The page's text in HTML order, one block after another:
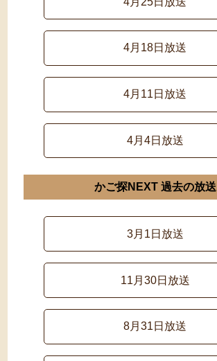
4月18日放送
4月11日放送
4月4日放送
かご探NEXT 過去の放送
3月1日放送
11月30日放送
8月31日放送